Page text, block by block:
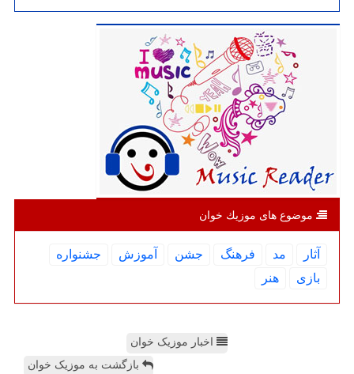
موضوع های موزیك خوان
آثار مد فرهنگ جشن آموزش
جشنواره
بازی
هنر
اخبار موزیک خوان
بازگشت به موزیک خوان